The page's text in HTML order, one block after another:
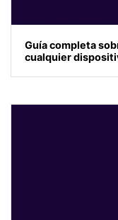
Guía completa
cualquier